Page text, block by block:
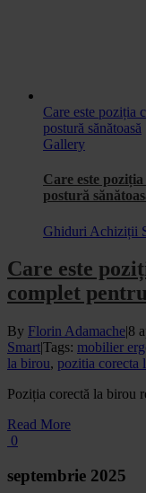
Care este poziția
postură sănătoasă
Gallery
Care este
postură
Ghiduri Achiziții
Care este
complet
By Florin Adamache|8
Smart|Tags: mobilier
la birou, pozitia corecta
Poziția corectă la birou
Read More
0
septembrie 2025